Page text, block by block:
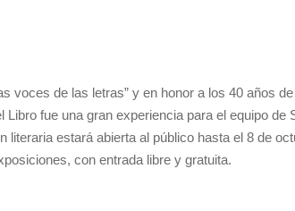
voces de las letras” y en honor a los 40 años
Libro fue una gran experiencia para el equipo de
literaria estará abierta al público hasta el 8 de
con entrada libre y gratuita.